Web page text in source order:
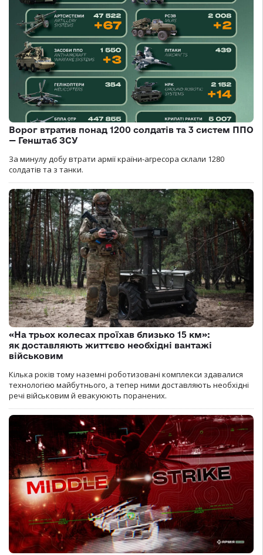
Ворог втратив понад 1200 солдатів та 3 систем ППО
— Генштаб ЗСУ
За минулу добу втрати армії країни-агресора склали 1280
солдатів та з танки.
«На трьох колесах проїхав близько 15 км»:
як доставляють життєво необхідні вантажі
військовим
Кілька років тому наземні роботизовані комплекси здавалися
технологією майбутнього, а тепер ними доставляють необхідні
речі військовим й евакуюють поранених.